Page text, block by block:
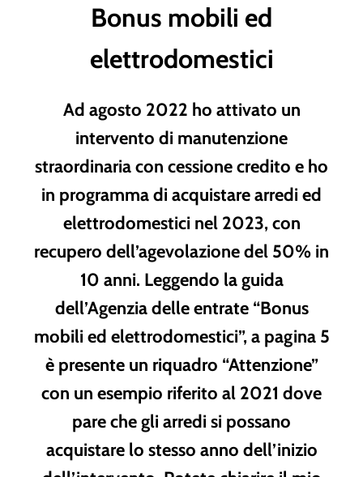
Bonus mobili ed
elettrodomestici
Ad agosto 2022 ho attivato un
intervento di manutenzione
straordinaria con cessione credito e ho
in programma di acquistare arredi ed
elettrodomestici nel 2023, con
recupero dell’agevolazione del 50% in
10 anni. Leggendo la guida
dell’Agenzia delle entrate “Bonus
mobili ed elettrodomestici”, a pagina 5
è presente un riquadro “Attenzione”
con un esempio riferito al 2021 dove
pare che gli arredi si possano
acquistare lo stesso anno dell’inizio